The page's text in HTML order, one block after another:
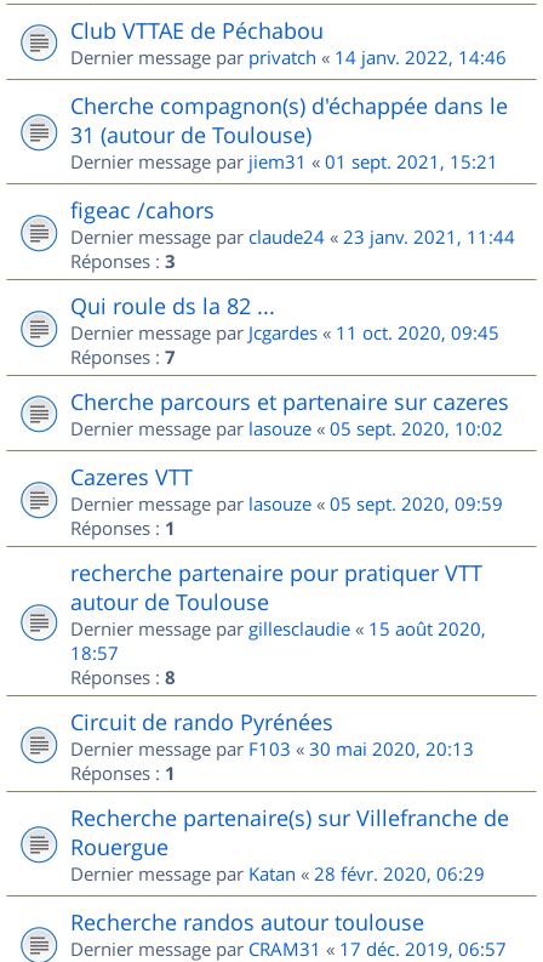
Club VTTAE de Péchabou
Dernier message par privatch « 14 janv. 2022, 14:46
Cherche compagnon(s) d'échappée dans le
31 (autour de Toulouse)
Dernier message par jiem31 « 01 sept. 2021, 15:21
figeac /cahors
Dernier message par claude24 « 23 janv. 2021, 11:44
Réponses : 3
Qui roule ds la 82 ...
Dernier message par Jcgardes « 11 oct. 2020, 09:45
Réponses : 7
Cherche parcours et partenaire sur cazeres
Dernier message par lasouze « 05 sept. 2020, 10:02
Cazeres VTT
Dernier message par lasouze « 05 sept. 2020, 09:59
Réponses : 1
recherche partenaire pour pratiquer VTT
autour de Toulouse
Dernier message par gillesclaudie « 15 août 2020,
18:57
Réponses : 8
Circuit de rando Pyrénées
Dernier message par F103 « 30 mai 2020, 20:13
Réponses : 1
Recherche partenaire(s) sur Villefranche de
Rouergue
Dernier message par Katan « 28 févr. 2020, 06:29
Recherche randos autour toulouse
Dernier message par CRAM31 « 17 déc. 2019, 06:57